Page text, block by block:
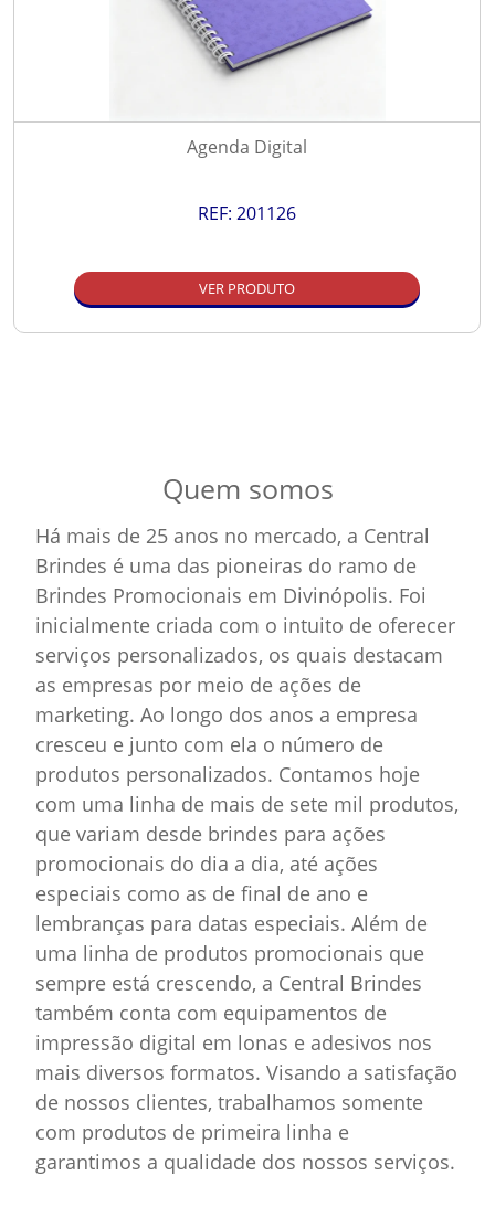
Agenda Digital
REF: 201126
VER PRODUTO
Quem somos
Há mais de 25 anos no mercado, a Central
Brindes é uma das pioneiras do ramo de
Brindes Promocionais em Divinópolis. Foi
inicialmente criada com o intuito de oferecer
serviços personalizados, os quais destacam
as empresas por meio de ações de
marketing. Ao longo dos anos a empresa
cresceu e junto com ela o número de
produtos personalizados. Contamos hoje
com uma linha de mais de sete mil produtos,
que variam desde brindes para ações
promocionais do dia a dia, até ações
especiais como as de final de ano e
lembranças para datas especiais. Além de
uma linha de produtos promocionais que
sempre está crescendo, a Central Brindes
também conta com equipamentos de
impressão digital em lonas e adesivos nos
mais diversos formatos. Visando a satisfação
de nossos clientes, trabalhamos somente
com produtos de primeira linha e
garantimos a qualidade dos nossos serviços.